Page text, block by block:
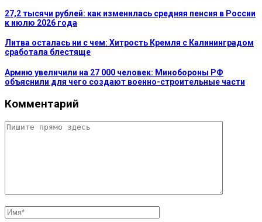
27,2 тысячи рублей: как изменилась средняя пенсия в России
к июлю 2026 года
Литва осталась ни с чем: Хитрость Кремля с Калининградом
сработала блестяще
Армию увеличили на 27 000 человек: Минобороны РФ
объяснили для чего создают военно-строительные части
Комментарий